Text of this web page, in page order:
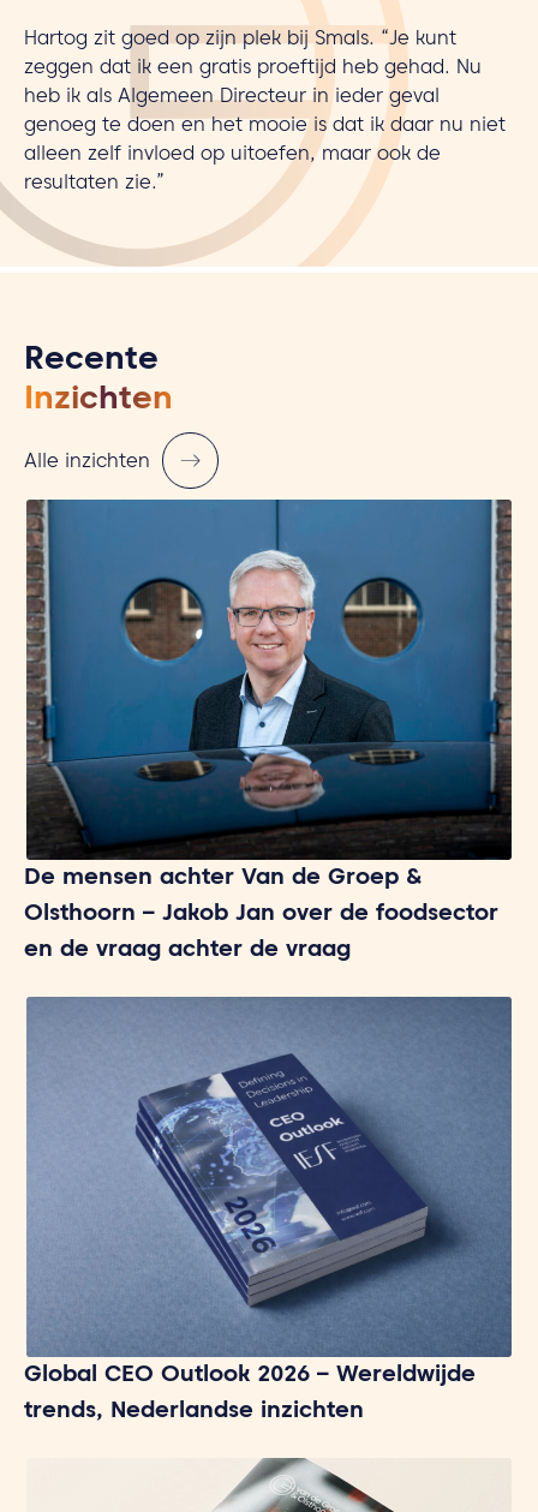
Hartog zit goed op zijn plek bij Smals. “Je kunt
zeggen dat ik een gratis proeftijd heb gehad. Nu
heb ik als Algemeen Directeur in ieder geval
genoeg te doen en het mooie is dat ik daar nu niet
alleen zelf invloed op uitoefen, maar ook de
resultaten zie.”
Recente
Inzichten
Alle inzichten
De mensen achter Van de Groep &
Olsthoorn – Jakob Jan over de foodsector
en de vraag achter de vraag
Global CEO Outlook 2026 – Wereldwijde
trends, Nederlandse inzichten